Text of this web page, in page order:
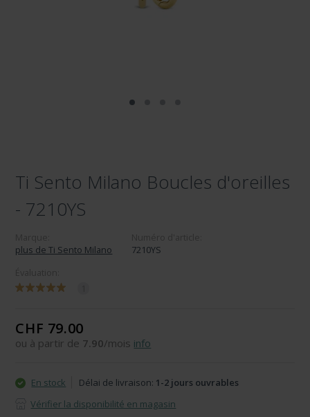
Ti Sento Milano Boucles d'oreilles
- 7210YS
plus de Ti Sento Milano
7210YS
CHF 79.00
ou à partir de 7.90/mois info
En stock Délai de livraison: 1-2 jours ouvrables
Vérifier la disponibilité en magasin